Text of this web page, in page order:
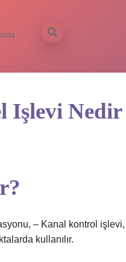
Işlevi
– Kanal kontrol
kullanılır.